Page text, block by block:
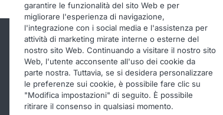
Altri siti DAF
Sito aziendale DAF
DAF Components
garantire le funzionalità del sito Web e per
migliorare l'esperienza di navigazione,
l'integrazione con i social media e l'assistenza per
attività di marketing mirate interne o esterne del
nostro sito Web. Continuando a visitare il nostro sito
Web, l'utente acconsente all'uso dei cookie da
parte nostra. Tuttavia, se si desidera personalizzare
le preferenze sui cookie, è possibile fare clic su
"Modifica impostazioni" di seguito. È possibile
ritirare il consenso in qualsiasi momento.